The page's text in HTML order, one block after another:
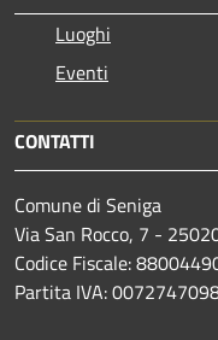
Luoghi
Eventi
CONTATTI
Comune di Seniga
Via San Rocco, 7 -
Codice Fiscale:
Partita IVA: